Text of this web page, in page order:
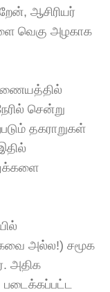
ஆசிரியர்
வெகு அழகாக
சென்று
தகராறுகள்
அல்ல!) சமூக
அதிக
படைக்கப்பட்ட